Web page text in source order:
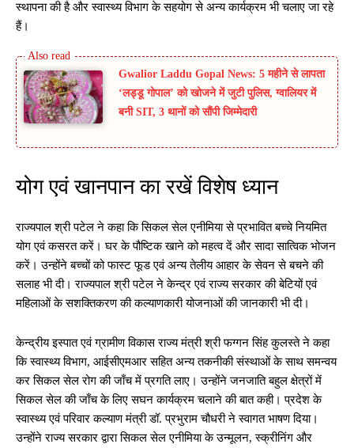
स्थापना की है और स्वास्थ्य विभाग के सहयोग से अन्य कार्यक्रम भी चलाए जा रहे
हैं।
Gwalior Laddu Gopal News: 5 महीने से लापता
‘लड्डू गोपाल’ को खोजने में जुटी पुलिस, ग्वालियर में
बनी SIT, 3 थानों को सौंपी जिम्मेदारी
योग एवं खानपान का रखें विशेष ध्यान
राज्यपाल श्री पटेल ने कहा कि सिकल सेल एनीमिया से प्रभावित बच्चे नियमित
योग एवं कसरत करें। घर के पौष्टिक खाने को महत्व दें और सादा सात्विक भोजन
करें। उन्होंने बच्चों को फास्ट फूड एवं अन्य तेलीय आहार के सेवन से बचने की
सलाह भी दी। राज्यपाल श्री पटेल ने केन्द्र एवं राज्य सरकार की बेटियों एवं
महिलाओं के सशक्तिकरण की कल्याणकारी योजनाओं की जानकारी भी दी।
केन्द्रीय इस्पात एवं ग्रामीण विकास राज्य मंत्री श्री फग्गन सिंह कुलस्ते ने कहा
कि स्वास्थ्य विभाग, आईसीएमआर सहित अन्य तकनीकी संस्थाओं के साथ समन्वय
कर सिकल सेल रोग की जाँच में प्रगति लाए। उन्होंने जनजाति बहुल क्षेत्रों में
सिकल सेल की जाँच के लिए सघन कार्यक्रम चलाने की बात कही। प्रदेश के
स्वास्थ्य एवं परिवार कल्याण मंत्री डॉ. प्रभुराम चौधरी ने स्वागत भाषण दिया।
उन्होंने राज्य सरकार द्वारा सिकल सेल एनीमिया के उन्मूलन, स्क्रीनिंग और